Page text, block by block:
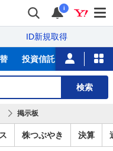
i
ID新規取得
投資信託 ニュース
検索
掲示板
株つぶやき 決算